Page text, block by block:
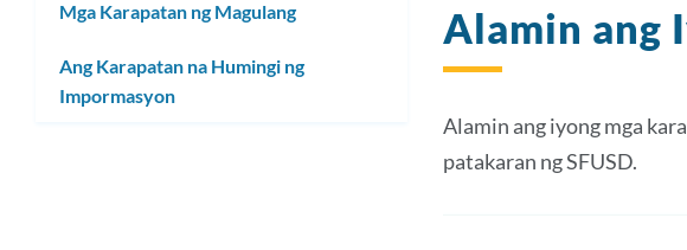
Alamin ang
Alamin ang iyong mga
patakaran ng SFUSD.
submenu
Mga Karapatan ng Magulang
Ang Karapatan na Humingi ng
Impormasyon